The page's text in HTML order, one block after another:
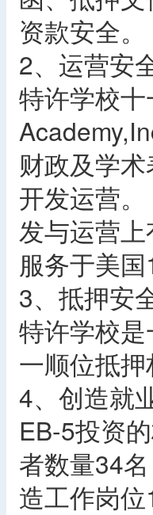
资款安全。
2、运营安
特许学校
财政及学
开发运营
发与运营
服务于美
3、抵押安
特许学校
一顺位抵
4、创造就
EB-5投资
者数量34
造工作岗